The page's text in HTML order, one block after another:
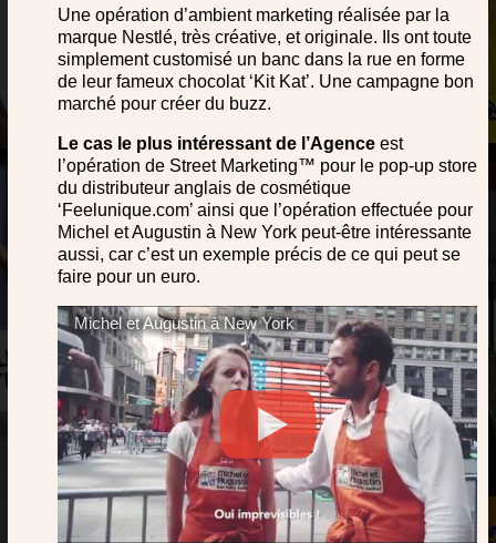
Une opération d’ambient marketing réalisée par la
marque Nestlé, très créative, et originale. Ils ont toute
simplement customisé un banc dans la rue en forme
de leur fameux chocolat ‘Kit Kat’. Une campagne bon
marché pour créer du buzz.
Le cas le plus intéressant de l’Agenceest
l’opération de Street Marketing™ pour le pop-up store
du distributeur anglais de cosmétique
‘Feelunique.com’ ainsi que l’opération effectuée pour
Michel et Augustin à New York peut-être intéressante
aussi, car c’est un exemple précis de ce qui peut se
faire pour un euro.
Michel et Augustin à New York